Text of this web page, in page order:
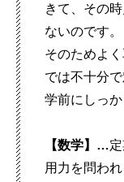
きて、その
ないのです。
そのためよ
では不十分
学前にしっ
【数学】…
用力を問わ